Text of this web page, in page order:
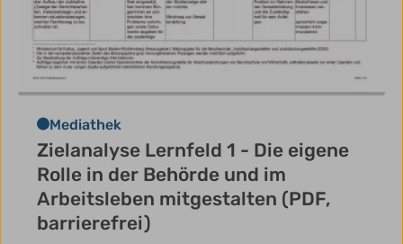
Mediathek
Zielanalyse Lernfeld 1 - Die eigene
Rolle in der Behörde und im
Arbeitsleben mitgestalten (PDF,
barrierefrei)